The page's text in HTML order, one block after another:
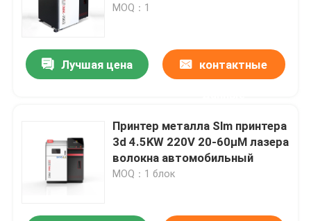
Продукция
О Компании
принтера FCC 3D двойной
MOQ：1
Лучшая цена контактные
Принтер металла Slm принтера
3d 4.5KW 220V 20-60μM лазера
волокна автомобильный
MOQ：1 блок